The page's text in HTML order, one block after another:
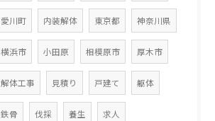
愛川町 内装解体 東京都 神奈川県
横浜市 小田原 相模原市 厚木市
解体工事 見積り 戸建て 躯体
鉄骨 伐採 養生 求人